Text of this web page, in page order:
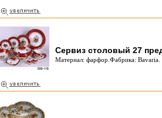
Сервиз столовый 27
Материал: фарфор.Фабрика: Bavaria.